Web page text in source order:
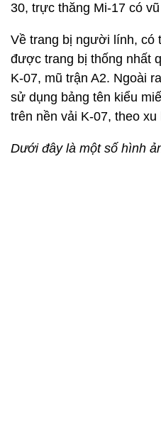
30, trực thăng Mi-17 có
Về trang bị người lính, có
được trang bị thống nhất
K-07, mũ trận A2. Ngoài
sử dụng bảng tên kiểu
trên nền vải K-07, theo
Dưới đây là một số hình